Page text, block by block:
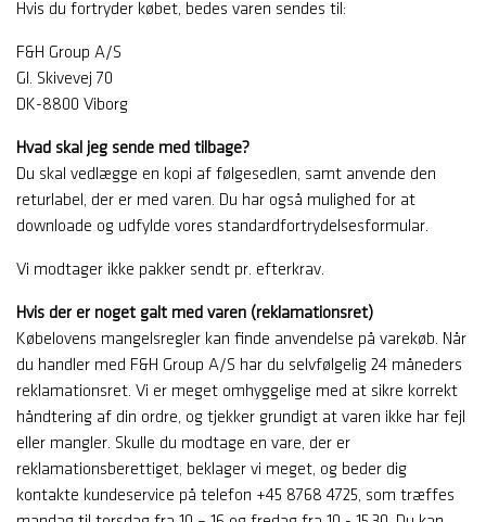
Hvis du fortryder købet, bedes varen sendes til:
F&H Group A/S
Gl. Skivevej 70
DK-8800 Viborg
Hvad skal jeg sende med tilbage?
Du skal vedlægge en kopi af følgesedlen, samt anvende den
returlabel, der er med varen. Du har også mulighed for at
downloade og udfylde vores standardfortrydelsesformular.
Vi modtager ikke pakker sendt pr. efterkrav.
Hvis der er noget galt med varen (reklamationsret)
Købelovens mangelsregler kan finde anvendelse på varekøb. Når
du handler med F&H Group A/S har du selvfølgelig 24 måneders
reklamationsret. Vi er meget omhyggelige med at sikre korrekt
håndtering af din ordre, og tjekker grundigt at varen ikke har fejl
eller mangler. Skulle du modtage en vare, der er
reklamationsberettiget, beklager vi meget, og beder dig
kontakte kundeservice på telefon +45 8768 4725, som træffes